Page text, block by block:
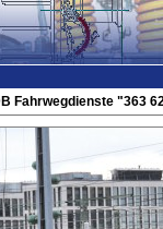
Fahrwegdienste "363